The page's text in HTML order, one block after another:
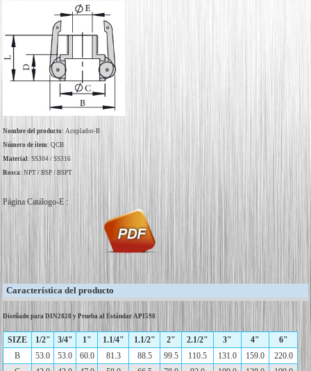
Nombre del producto: Acoplador-B
Número de ítem: QCB
Material: SS304 / SS316
Rosca: NPT / BSP / BSPT
Página Catálogo-E :
Característica del producto
Diseñado para DIN2828 y Prueba al Estándar API598
SIZE 1/2" 3/4" 1" 1.1/4" 1.1/2" 2" 2.1/2" 3" 4"
6"
B
53.0 53.0 60.0 81.3 88.5 99.5 110.5 131.0 159.0
220.0